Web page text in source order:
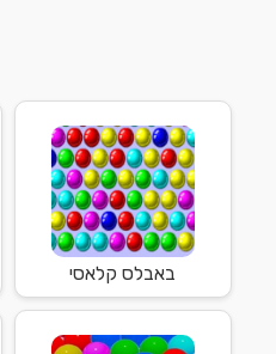
באבלס קלאסי